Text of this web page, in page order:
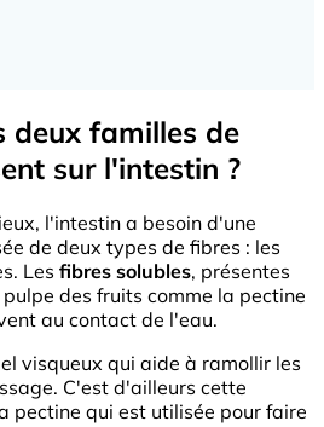
deux familles de
sur l'intestin ?
l'intestin a besoin d'une
de deux types de fibres : les
Les fibres solubles, présentes
des fruits comme la pectine
au contact de l'eau.
visqueux qui aide à ramollir les
C'est d'ailleurs cette
pectine qui est utilisée pour faire